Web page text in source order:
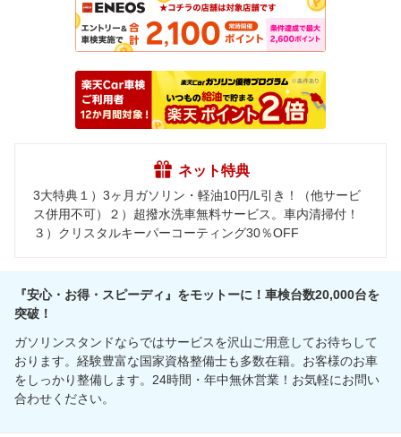
ネット特典
3大特典１）3ヶ月ガソリン・軽油10円/L引き！（他サービ
ス併用不可）２）超撥水洗車無料サービス。車内清掃付！
３）クリスタルキーパーコーティング30％OFF
『安心・お得・スピーディ』をモットーに！車検台数20,000台を
突破！
ガソリンスタンドならではサービスを沢山ご用意してお待ちして
おります。経験豊富な国家資格整備士も多数在籍。お客様のお車
をしっかり整備します。24時間・年中無休営業！お気軽にお問い
合わせください。